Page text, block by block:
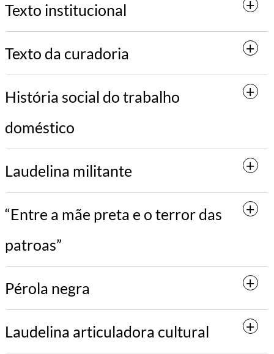
Texto institucional
Texto da curadoria
História social do trabalho
doméstico
Laudelina militante
“Entre a mãe preta e o terror das
patroas”
Pérola negra
Laudelina articuladora cultural